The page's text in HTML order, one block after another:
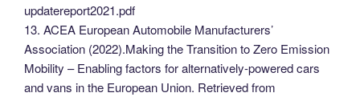
updatereport2021.pdf
13. ACEA European Automobile Manufacturers’
Association (2022).Making the Transition to Zero Emission
Mobility – Enabling factors for alternatively-powered cars
and vans in the European Union. Retrieved from